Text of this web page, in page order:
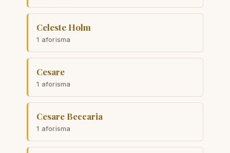
Celeste Holm
1 aforisma
Cesare
1 aforisma
Cesare Beccaria
1 aforisma